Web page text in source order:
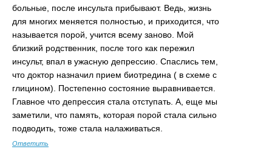
больные, после инсульта прибывают. Ведь, жизнь
для многих меняется полностью, и приходится, что
называется порой, учится всему заново. Мой
близкий родственник, после того как пережил
инсульт, впал в ужасную депрессию. Спаслись тем,
что доктор назначил прием биотредина ( в схеме с
глицином). Постепенно состояние выравнивается.
Главное что депрессия стала отступать. А, еще мы
заметили, что память, которая порой стала сильно
подводить, тоже стала налаживаться.
Ответить